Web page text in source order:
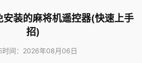
装的麻将机遥控器(快速上手
招)
时间：2026年08月06日